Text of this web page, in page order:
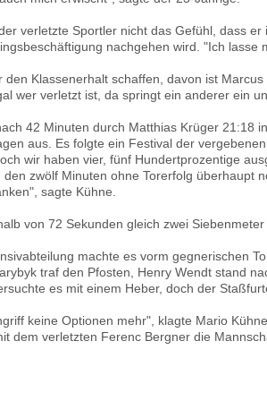
verletzte Sportler nicht das Gefühl, dass
nachgehen wird. "Ich lasse
den Klassenerhalt schaffen, davon ist
wer verletzt ist, da springt ein anderer ein
42 Minuten durch Matthias Krüger 21:18
aus. Es folgte ein Festival der
wir haben vier, fünf Hundertprozentige
den zwölf Minuten ohne Torerfolg überhaupt
sagte Kühne.
von 72 Sekunden gleich zwei
machte es vorm gegnerischen
traf den Pfosten, Henry Wendt stand
es mit einem Heber, doch der
keine Optionen mehr", klagte Mario
dem verletzten Ferenc Bergner die